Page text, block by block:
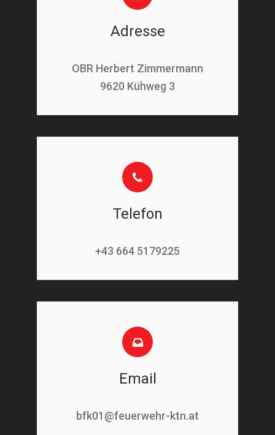
Adresse
OBR Herbert Zimmermann
9620 Kühweg 3
Telefon
+43 664 5179225
Email
bfk01@feuerwehr-ktn.at